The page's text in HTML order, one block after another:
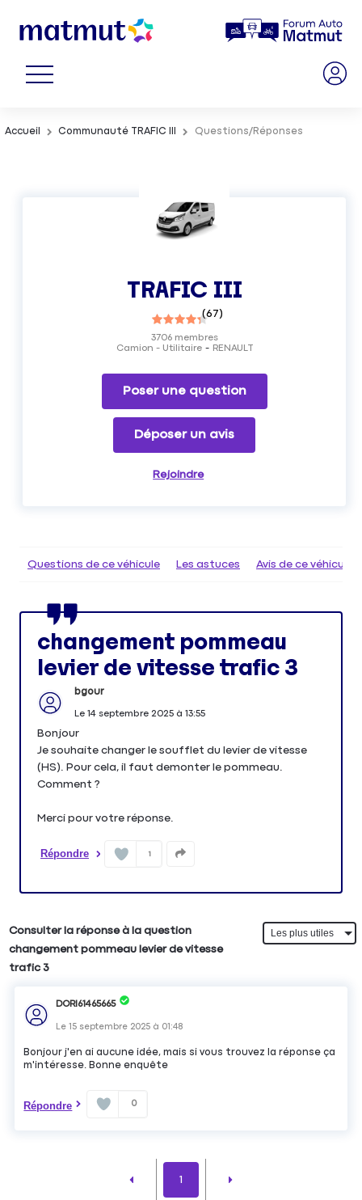
Accueil Communauté TRAFIC III Questions/Réponses
TRAFIC III
(67)
Camion - Utilitaire RENAULT
3706membres
Poser une question
Déposer un avis
Rejoindre
Questions de ce véhicule Les astuces Avis de ce véhicule
changement pommeau
levier de vitesse trafic 3
bgour
Le 14 septembre 2025à 13:55
Je souhaite changer le soufflet du levier de vitesse
(HS). Pour cela, il faut demonter le pommeau.
Comment ?
Merci pour votre réponse.
Répondre 1
Consulter la réponse à la question
changement pommeau levier de vitesse
trafic 3
DORI61465665
Le15 septembre 2025 à 01:48
Bonjour j'en ai aucune idée, mais si vous trouvez la réponse ça
m'intéresse. Bonne enquête
Répondre 0
1